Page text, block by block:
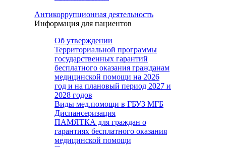
Антикоррупционная деятельность
Информация для пациентов
Об утверждении
Территориальной программы
государственных гарантий
бесплатного оказания гражданам
медицинской помощи на 2026
год и на плановый период 2027 и
2028 годов
Виды мед.помощи в ГБУЗ МГБ
Диспансеризация
ПАМЯТКА для граждан о
гарантиях бесплатного оказания
медицинской помощи